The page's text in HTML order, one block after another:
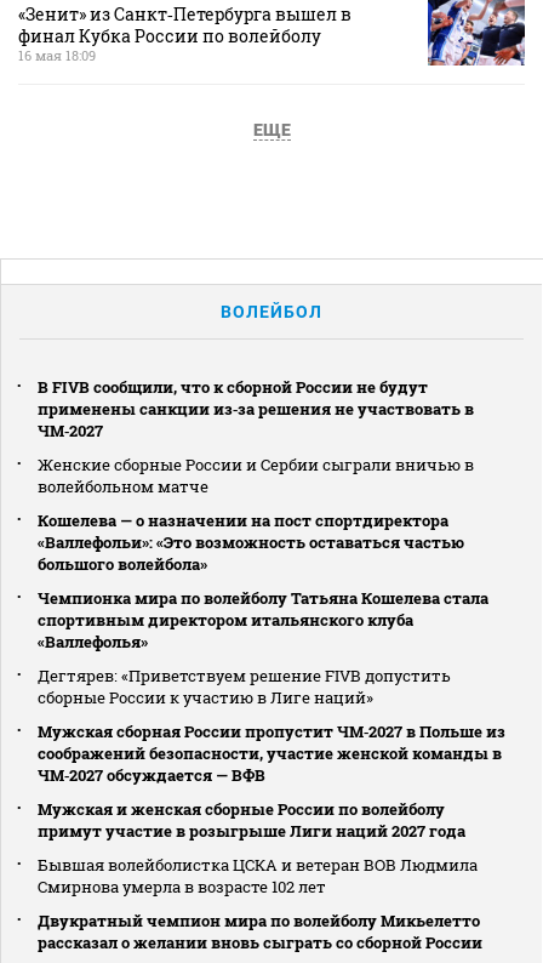
«Зенит» из Санкт‑Петербурга вышел в
финал Кубка России по волейболу
16 мая 18:09
ЕЩЕ
ВОЛЕЙБОЛ
В FIVB сообщили, что к сборной России не будут
применены санкции из‑за решения не участвовать в
ЧМ‑2027
Женские сборные России и Сербии сыграли вничью в
волейбольном матче
Кошелева — о назначении на пост спортдиректора
«Валлефольи»: «Это возможность оставаться частью
большого волейбола»
Чемпионка мира по волейболу Татьяна Кошелева стала
спортивным директором итальянского клуба
«Валлефолья»
Дегтярев: «Приветствуем решение FIVB допустить
сборные России к участию в Лиге наций»
Мужская сборная России пропустит ЧМ‑2027 в Польше из
соображений безопасности, участие женской команды в
ЧМ‑2027 обсуждается — ВФВ
Мужская и женская сборные России по волейболу
примут участие в розыгрыше Лиги наций 2027 года
Бывшая волейболистка ЦСКА и ветеран ВОВ Людмила
Смирнова умерла в возрасте 102 лет
Двукратный чемпион мира по волейболу Микьелетто
рассказал о желании вновь сыграть со сборной России